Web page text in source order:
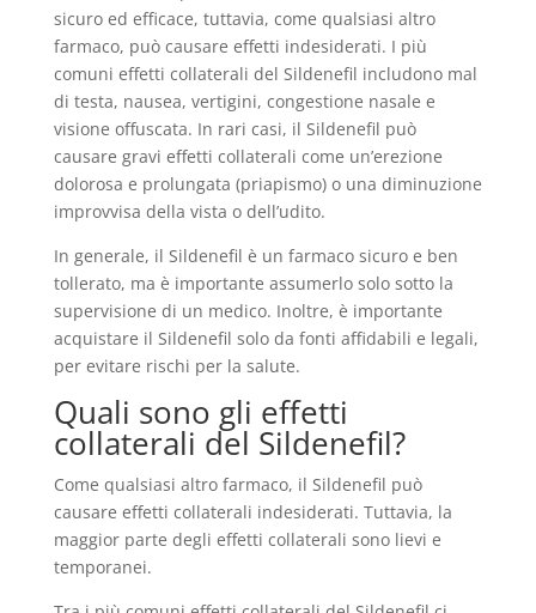
sicuro ed efficace, tuttavia, come qualsiasi altro
farmaco, può causare effetti indesiderati. I più
comuni effetti collaterali del Sildenefil includono mal
di testa, nausea, vertigini, congestione nasale e
visione offuscata. In rari casi, il Sildenefil può
causare gravi effetti collaterali come un’erezione
dolorosa e prolungata (priapismo) o una diminuzione
improvvisa della vista o dell’udito.
In generale, il Sildenefil è un farmaco sicuro e ben
tollerato, ma è importante assumerlo solo sotto la
supervisione di un medico. Inoltre, è importante
acquistare il Sildenefil solo da fonti affidabili e legali,
per evitare rischi per la salute.
Quali sono gli effetti
collaterali del Sildenefil?
Come qualsiasi altro farmaco, il Sildenefil può
causare effetti collaterali indesiderati. Tuttavia, la
maggior parte degli effetti collaterali sono lievi e
temporanei.